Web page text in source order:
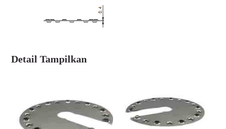
Detail Tampilkan